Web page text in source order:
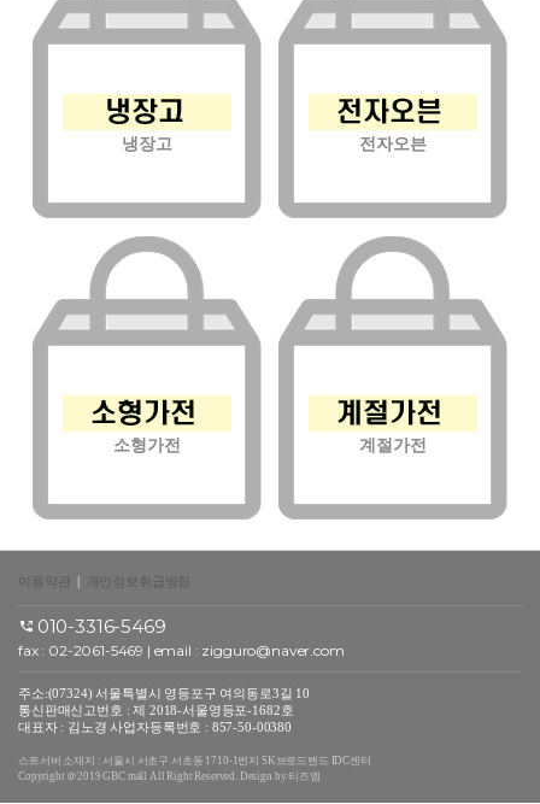
냉장고 전자오븐
소형가전 계절가전
이용약관 | 개인정보취급방침
010-3316-5469
fax : 02-2061-5469 | email : zigguro@naver.com
주소:(07324) 서울특별시 영등포구 여의동로3길 10
통신판매신고번호 : 제 2018-서울영등포-1682호
대표자 : 김노경 사업자등록번호 : 857-50-00380
스트서버 소재지 : 서울시 서초구 서초동 1710-1번지 SK브로드밴드 IDC센터
Copyright ＠2019 GBC mall All Right Reserved. Design by 티즈엠